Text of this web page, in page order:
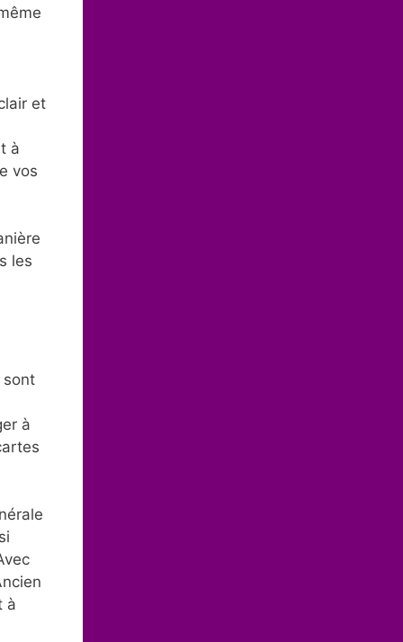
et
à
vos
les
sont
à
à